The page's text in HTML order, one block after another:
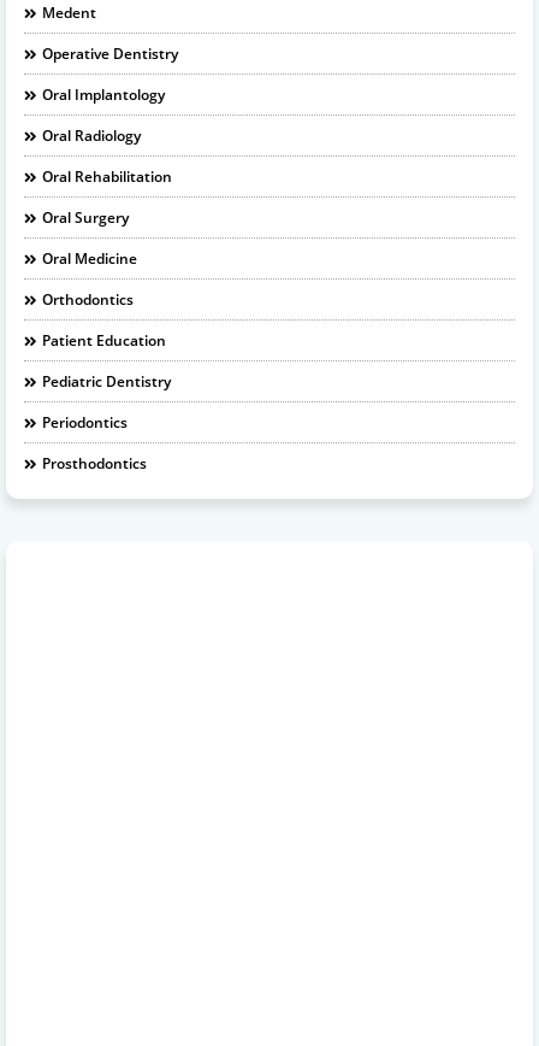
Medent
Operative Dentistry
Oral Implantology
Oral Radiology
Oral Rehabilitation
Oral Surgery
Oral Medicine
Orthodontics
Patient Education
Pediatric Dentistry
Periodontics
Prosthodontics